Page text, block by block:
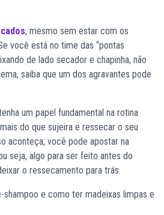
, mesmo sem estar com os
você está no time das “pontas
de lado secador e chapinha, não
saiba que um dos agravantes pode
um papel fundamental na rotina
do que sujeira e ressecar o seu
aconteça, você pode apostar na
seja, algo para ser feito antes do
o ressecamento para trás.
e como ter madeixas limpas e